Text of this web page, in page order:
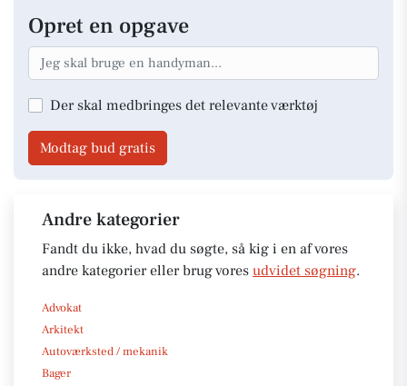
Opret en opgave
Der skal medbringes det relevante værktøj
Modtag bud gratis
Andre kategorier
Fandt du ikke, hvad du søgte, så kig i en af vores
andre kategorier eller brug vores udvidet søgning.
Advokat
Arkitekt
Autoværksted / mekanik
Bager